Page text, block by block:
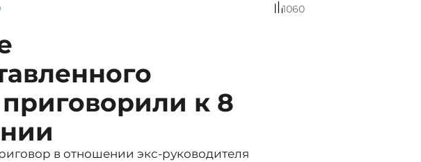
1060
к 8
в отношении экс-руководителя